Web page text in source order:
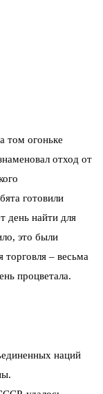
том огоньке
отход от
готовили
день найти для
это были
– весьма
процветала.
наций